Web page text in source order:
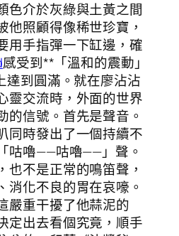
色介於灰綠與土黃之間
他照顧得像稀世珍寶，
用手指彈一下缸邊，確
感受到**「溫和的震動」
達到圓滿。就在廖沾沾
靈交流時，外面的世界
的信號。首先是聲音。
同時發出了一個持續不
咕嚕——咕嚕——」聲。
也不是正常的鳴笛聲，
消化不良的胃在哀嚎。
嚴重干擾了他蒜泥的
定出去看個究竟，順手